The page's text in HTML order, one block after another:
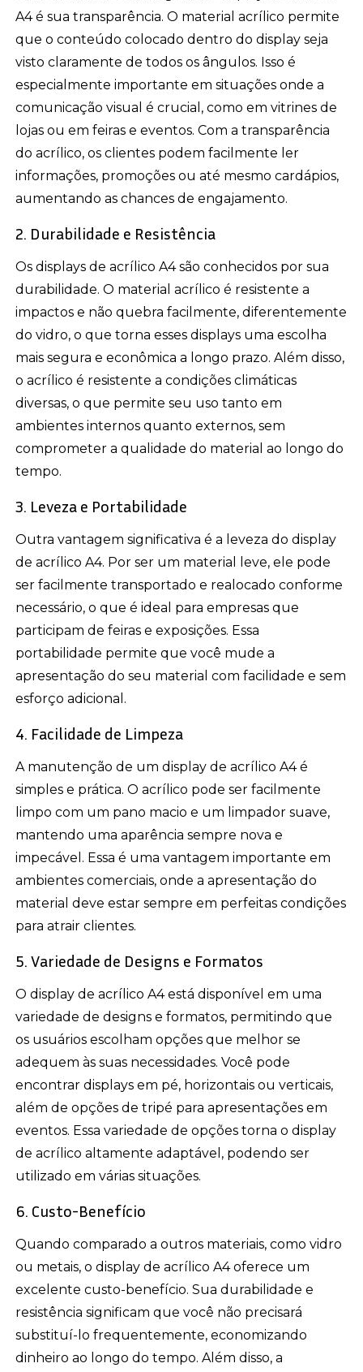
A4 é sua transparência. O material acrílico permite
que o conteúdo colocado dentro do display seja
visto claramente de todos os ângulos. Isso é
especialmente importante em situações onde a
comunicação visual é crucial, como em vitrines de
lojas ou em feiras e eventos. Com a transparência
do acrílico, os clientes podem facilmente ler
informações, promoções ou até mesmo cardápios,
aumentando as chances de engajamento.
2. Durabilidade e Resistência
Os displays de acrílico A4 são conhecidos por sua
durabilidade. O material acrílico é resistente a
impactos e não quebra facilmente, diferentemente
do vidro, o que torna esses displays uma escolha
mais segura e econômica a longo prazo. Além disso,
o acrílico é resistente a condições climáticas
diversas, o que permite seu uso tanto em
ambientes internos quanto externos, sem
comprometer a qualidade do material ao longo do
tempo.
3. Leveza e Portabilidade
Outra vantagem significativa é a leveza do display
de acrílico A4. Por ser um material leve, ele pode
ser facilmente transportado e realocado conforme
necessário, o que é ideal para empresas que
participam de feiras e exposições. Essa
portabilidade permite que você mude a
apresentação do seu material com facilidade e sem
esforço adicional.
4. Facilidade de Limpeza
A manutenção de um display de acrílico A4 é
simples e prática. O acrílico pode ser facilmente
limpo com um pano macio e um limpador suave,
mantendo uma aparência sempre nova e
impecável. Essa é uma vantagem importante em
ambientes comerciais, onde a apresentação do
material deve estar sempre em perfeitas condições
para atrair clientes.
5. Variedade de Designs e Formatos
O display de acrílico A4 está disponível em uma
variedade de designs e formatos, permitindo que
os usuários escolham opções que melhor se
adequem às suas necessidades. Você pode
encontrar displays em pé, horizontais ou verticais,
além de opções de tripé para apresentações em
eventos. Essa variedade de opções torna o display
de acrílico altamente adaptável, podendo ser
utilizado em várias situações.
6. Custo-Benefício
Quando comparado a outros materiais, como vidro
ou metais, o display de acrílico A4 oferece um
excelente custo-benefício. Sua durabilidade e
resistência significam que você não precisará
substituí-lo frequentemente, economizando
dinheiro ao longo do tempo. Além disso, a